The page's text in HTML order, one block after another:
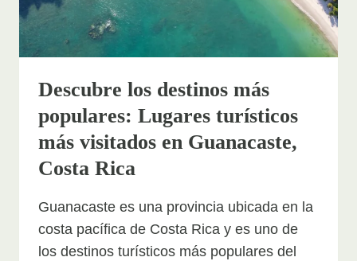
Descubre los destinos más
populares: Lugares turísticos
más visitados en Guanacaste,
Costa Rica
Guanacaste es una provincia ubicada en la
costa pacífica de Costa Rica y es uno de
los destinos turísticos más populares del